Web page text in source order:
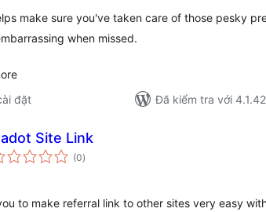
make sure you've taken care of those pesky
when missed.
đặt
Đã kiểm tra với 4.1.42
Site Link
(0tổng
đánh
)
to make referral link to other sites very easy